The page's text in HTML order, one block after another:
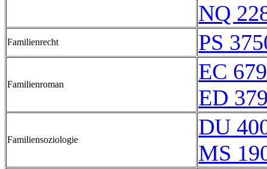
NQ
Familienrecht PS
Familienroman
EC
ED
Familiensoziologie
DU
MS